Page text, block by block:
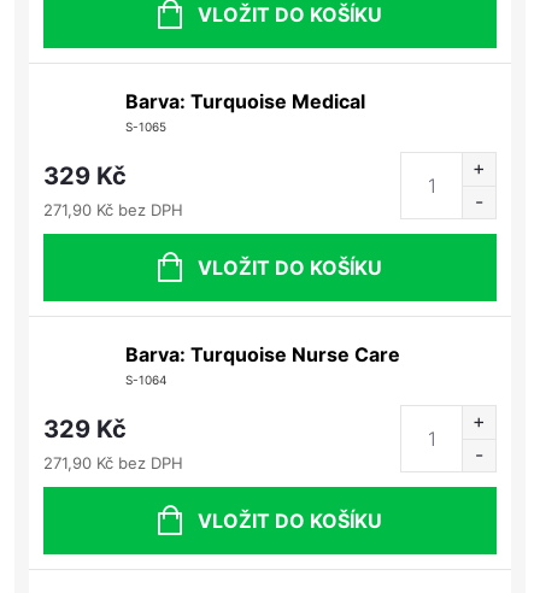
VLOŽIT DO KOŠÍKU
Barva: Turquoise Medical
S-1065
329 Kč
271,90 Kč bez DPH
VLOŽIT DO KOŠÍKU
Barva: Turquoise Nurse Care
S-1064
329 Kč
271,90 Kč bez DPH
VLOŽIT DO KOŠÍKU